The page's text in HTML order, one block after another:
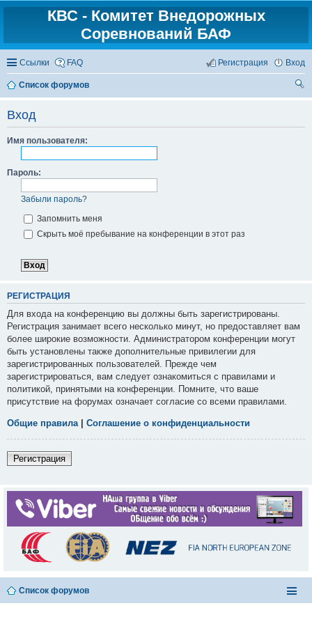
КВС - Комитет Внедорожных
Соревнований БАФ
Ссылки FAQ Вход
Регистрация
Список форумов
Вход
Имя пользователя:
Пароль:
Забыли пароль?
Запомнить меня
Скрыть моё пребывание на конференции в этот раз
РЕГИСТРАЦИЯ
Для входа на конференцию вы должны быть зарегистрированы.
Регистрация занимает всего несколько минут, но предоставляет вам
более широкие возможности. Администратором конференции могут
быть установлены также дополнительные привилегии для
зарегистрированных пользователей. Прежде чем
зарегистрироваться, вам следует ознакомиться с правилами и
политикой, принятыми на конференции. Помните, что ваше
присутствие на форумах означает согласие со всеми правилами.
Общие правила| Соглашение о конфиденциальности
Регистрация
Список форумов